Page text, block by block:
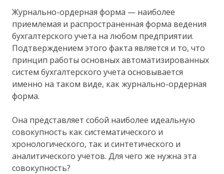
Журнально-ордерная форма — наиболее
приемлемая и распространенная форма ведения
бухгалтерского учета на любом предприятии.
Подтверждением этого факта является и то, что
принцип работы основных автоматизированных
систем бухгалтерского учета основывается
именно на таком виде, как журнально-ордерная
форма.
Она представляет собой наиболее идеальную
совокупность как систематического и
хронологического, так и синтетического и
аналитического учетов. Для чего же нужна эта
совокупность?